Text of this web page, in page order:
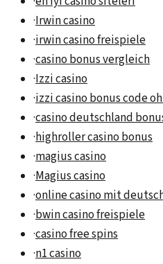
·Irwin casino
·irwin casino freispiele
·casino bonus vergleich
·Izzi casino
·izzi casino bonus code
·casino deutschland
·highroller casino bonus
·magius casino
·Magius casino
·online casino mit
·bwin casino freispiele
·casino free spins
·n1 casino